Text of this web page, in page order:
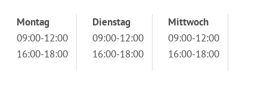
Montag
09:00-12:00
16:00-18:00
Dienstag
09:00-12:00
16:00-18:00
Mittwoch
09:00-12:00
16:00-18:00